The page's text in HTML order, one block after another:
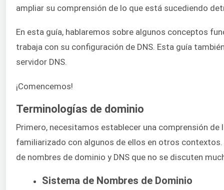
ampliar su comprensión de lo que está sucediendo
En esta guía, hablaremos sobre algunos conceptos
trabaja con su configuración de DNS. Esta guía
servidor DNS.
¡Comencemos!
Terminologías de dominio
Primero, necesitamos establecer una comprensión
familiarizado con algunos de ellos en otros
de nombres de dominio y DNS que no se discuten
Sistema de Nombres de Dominio